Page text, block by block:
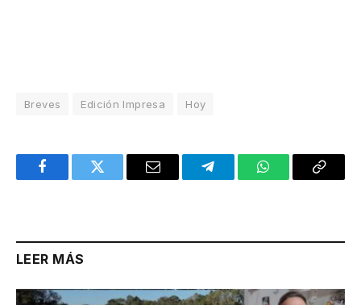
Breves Edición Impresa Hoy
FacebookTwitter Email TelegramWhatsAppCopy
LEER MÁS